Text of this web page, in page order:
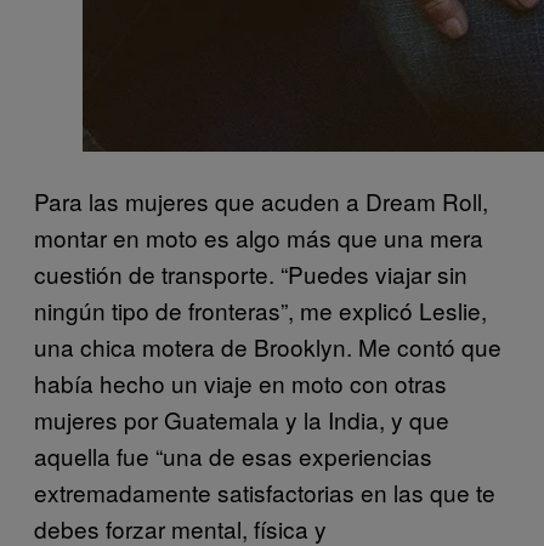
Para las mujeres que acuden a Dream Roll,
montar en moto es algo más que una mera
cuestión de transporte. “Puedes viajar sin
ningún tipo de fronteras”, me explicó Leslie,
una chica motera de Brooklyn. Me contó que
había hecho un viaje en moto con otras
mujeres por Guatemala y la India, y que
aquella fue “una de esas experiencias
extremadamente satisfactorias en las que te
debes forzar mental, física y